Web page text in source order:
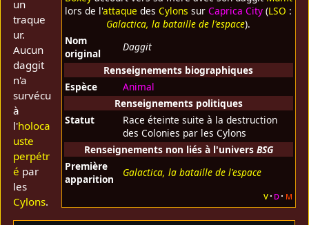
lors de l'attaque desCylons surCaprica City (LSO :
Galactica, la bataille de l'espace).
Nom
original
Daggit
Renseignements biographiques
Espèce
Animal
Renseignements politiques
Statut
Race éteinte suite à la destruction
des Colonies par les Cylons
Renseignements non liés à l'univers BSG
Première
apparition
Galactica, la bataille de l'espace
v d m
un
traque
ur.
Aucun
daggit
n'a
survécu
à
l'holoca
uste
perpétr
é par
les
Cylons.